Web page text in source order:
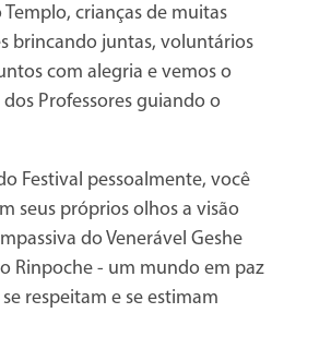
crianças de muitas
brincando juntas, voluntários
com alegria e vemos o
Professores guiando o
Festival pessoalmente, você
seus próprios olhos a visão
do Venerável Geshe
Rinpoche - um mundo em paz
respeitam e se estimam